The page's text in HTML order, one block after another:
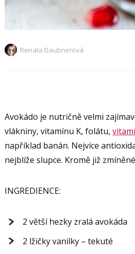
Renata Daubnerová
Avokádo je nutričně velmi
vlákniny, vitamínu K, folátu,
například banán. Nejvíce
nejblíže slupce. Kromě již
INGREDIENCE:
2 větší hezky zralá avokáda
2 lžičky vanilky – tekuté